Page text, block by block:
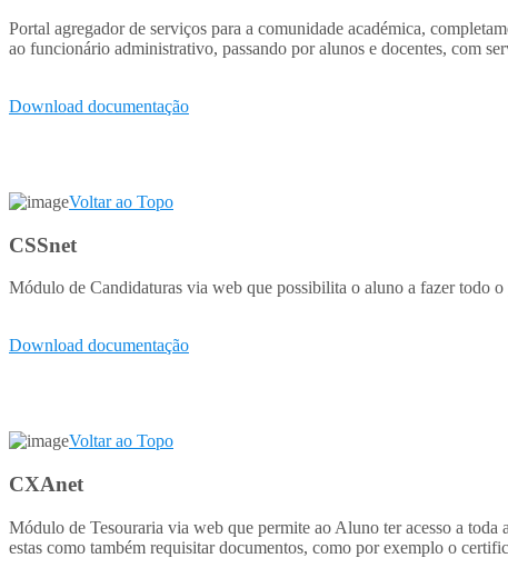
Portal agregador de serviços para a comunidade académica,
ao funcionário administrativo, passando por alunos e docentes, com
Download documentação
Voltar ao Topo
CSSnet
Módulo de Candidaturas via web que possibilita o aluno a fazer todo
Download documentação
Voltar ao Topo
CXAnet
Módulo de Tesouraria via web que permite ao Aluno ter acesso a
estas como também requisitar documentos, como por exemplo o